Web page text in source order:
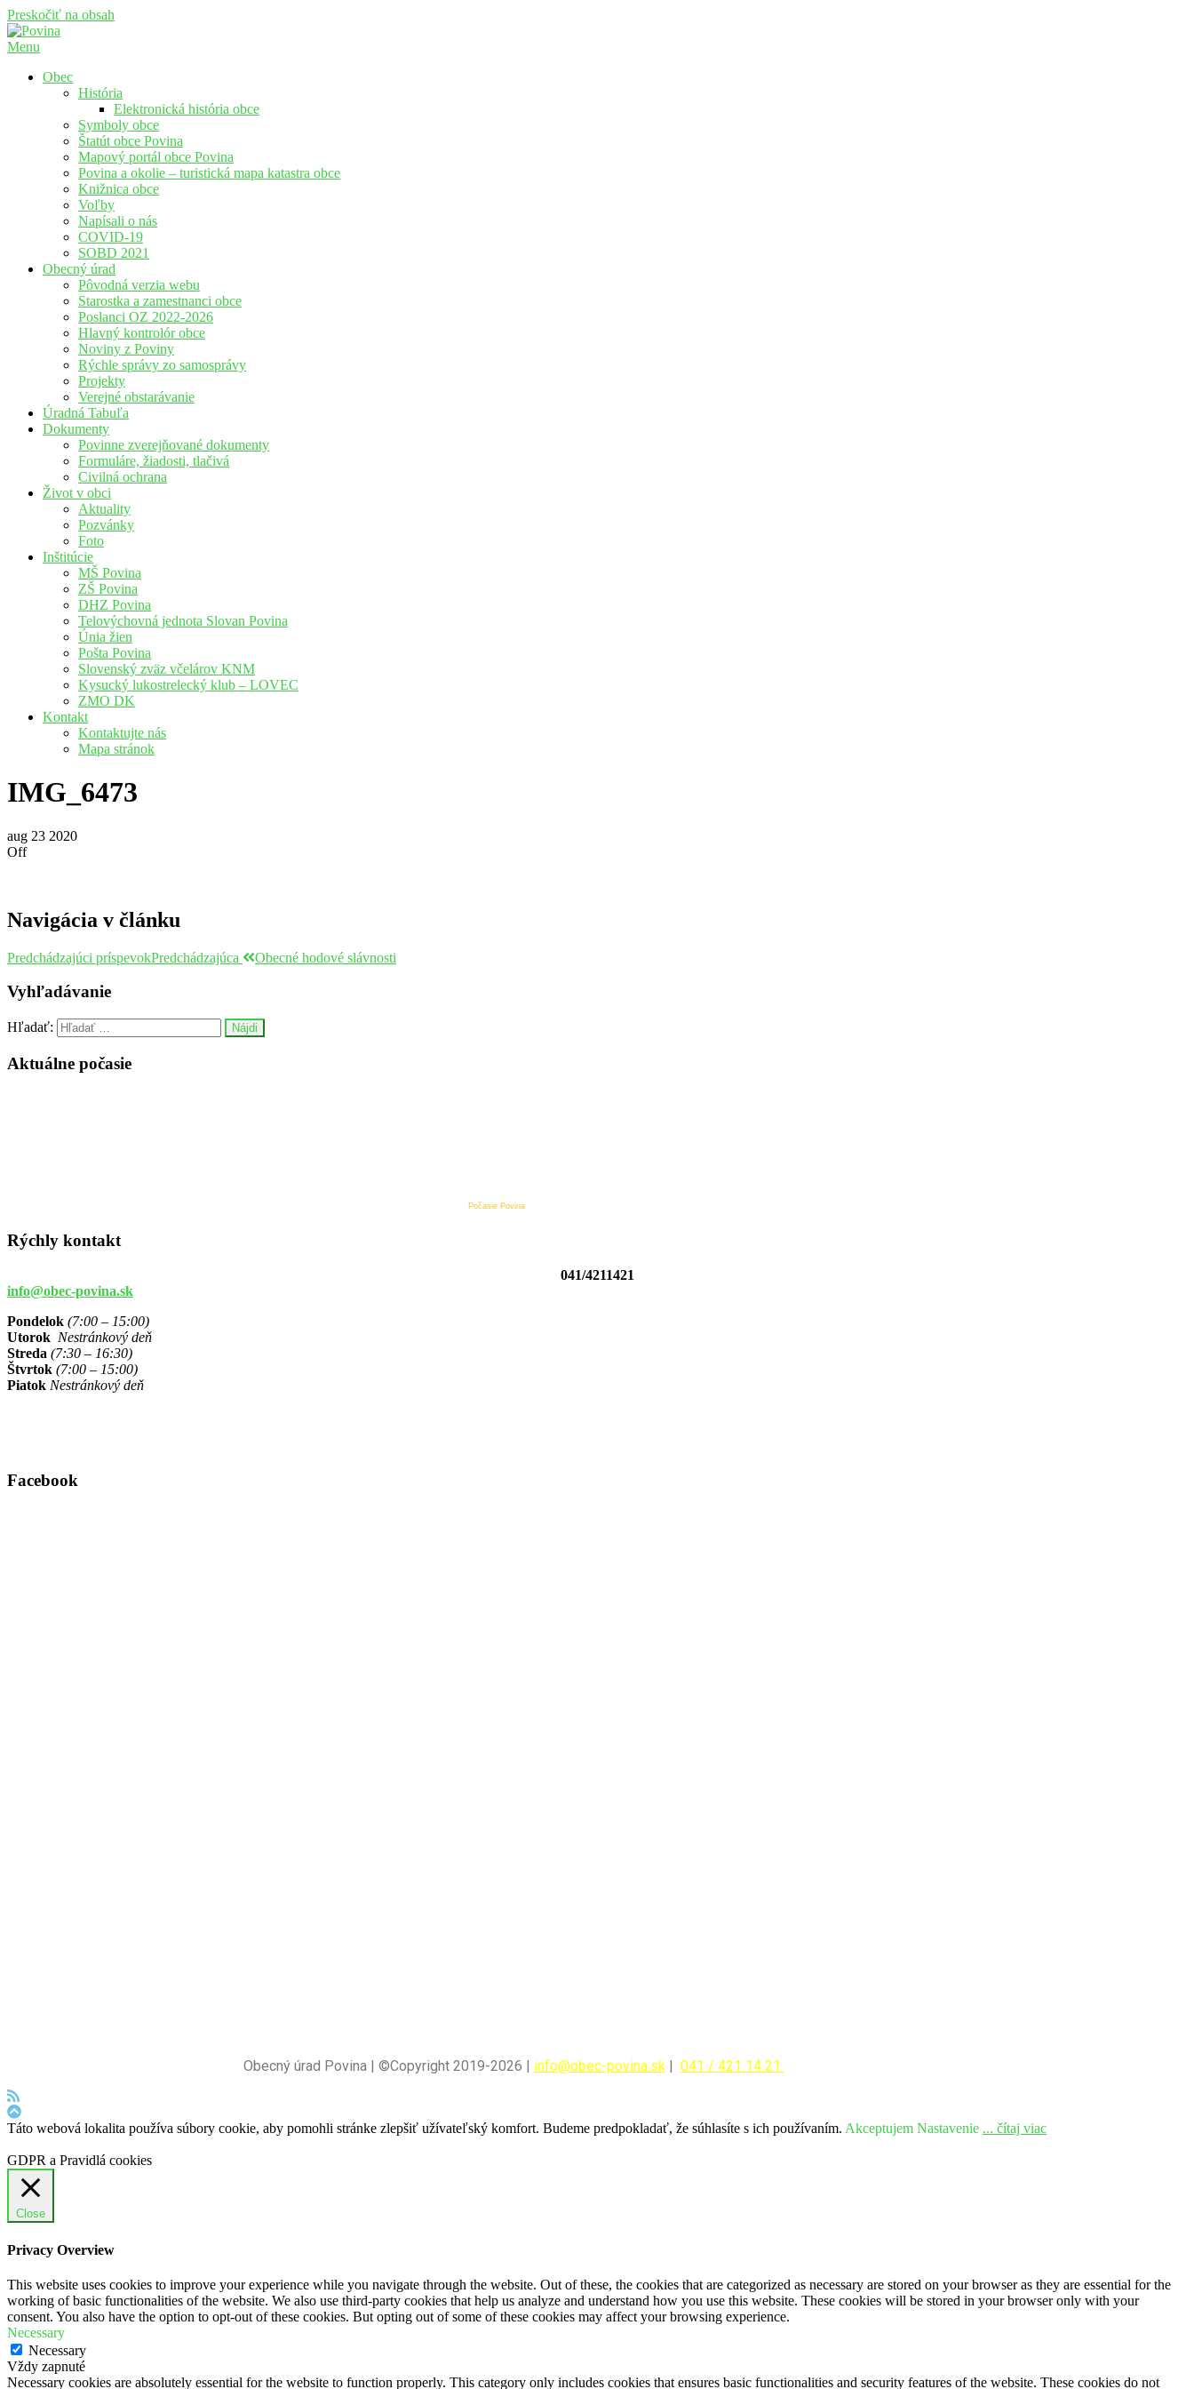
Preskočiť na obsah
Menu
Obec
História
Elektronická história obce
Symboly obce
Štatút obce Povina
Mapový portál obce Povina
Povina a okolie – turistická mapa katastra obce
Knižnica obce
Voľby
Napísali o nás
COVID-19
SOBD 2021
Obecný úrad
Pôvodná verzia webu
Starostka a zamestnanci obce
Poslanci OZ 2022-2026
Hlavný kontrolór obce
Noviny z Poviny
Rýchle správy zo samosprávy
Projekty
Verejné obstarávanie
Úradná Tabuľa
Dokumenty
Povinne zverejňované dokumenty
Formuláre, žiadosti, tlačivá
Civilná ochrana
Život v obci
Aktuality
Pozvánky
Foto
Inštitúcie
MŠ Povina
ZŠ Povina
DHZ Povina
Telovýchovná jednota Slovan Povina
Únia žien
Pošta Povina
Slovenský zväz včelárov KNM
Kysucký lukostrelecký klub – LOVEC
ZMO DK
Kontakt
Kontaktujte nás
Mapa stránok
IMG_6473
aug 23 2020
Off
Navigácia v článku
Predchádzajúci príspevokPredchádzajúca Obecné hodové slávnosti
Vyhľadávanie
Hľadať:
Aktuálne počasie
Počasie Povina
Rýchly kontakt
041/4211421
info@obec-povina.sk
Pondelok (7:00 – 15:00)
Utorok Nestránkový deň
Streda (7:30 – 16:30)
Štvrtok (7:00 – 15:00)
Piatok Nestránkový deň
Facebook
Obecný úrad Povina | ©Copyright 2019-2026 | info@obec-povina.sk 041 / 421 14 21
Táto webová lokalita používa súbory cookie, aby pomohli stránke zlepšiť užívateľský komfort. Budeme predpokladať, že súhlasíte s ich používaním. Akceptujem Nastavenie ... čítaj viac
GDPR a Pravidlá cookies
Close
Privacy Overview
This website uses cookies to improve your experience while you navigate through the website. Out of these, the cookies that are categorized as necessary are stored on your browser as they are essential for the
working of basic functionalities of the website. We also use third-party cookies that help us analyze and understand how you use this website. These cookies will be stored in your browser only with your
consent. You also have the option to opt-out of these cookies. But opting out of some of these cookies may affect your browsing experience.
Necessary
Necessary
Vždy zapnuté
Necessary cookies are absolutely essential for the website to function properly. This category only includes cookies that ensures basic functionalities and security features of the website. These cookies do not